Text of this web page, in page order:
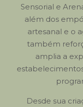
Sensorial e
além dos
artesanal e o
também
amplia a
Desde sua